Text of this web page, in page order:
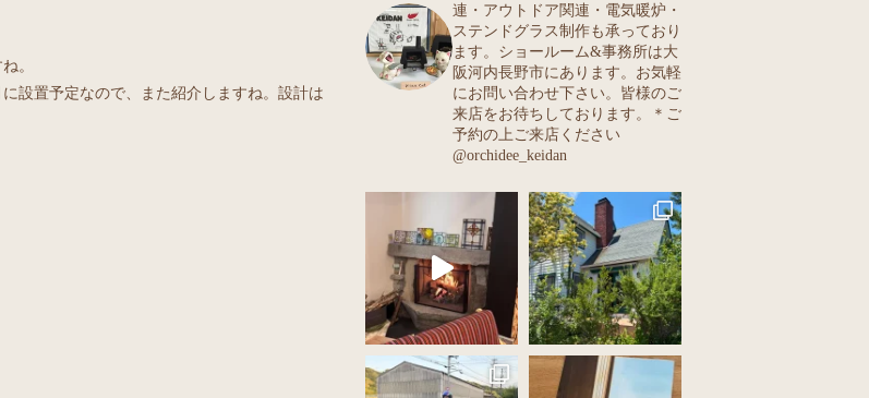
。
設置予定なので、また紹介しますね。設計は
連・アウトドア関連・電気暖炉・
ステンドグラス制作も承っており
ます。ショールーム&事務所は大
阪河内長野市にあります。お気軽
にお問い合わせ下さい。皆様のご
来店をお待ちしております。＊ご
予約の上ご来店ください
@orchidee_keidan